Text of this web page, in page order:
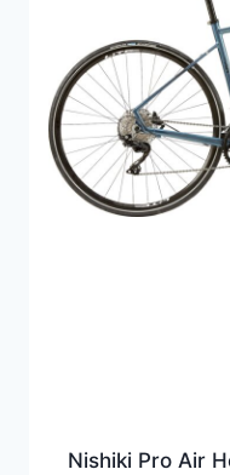
Nishiki Pro Air